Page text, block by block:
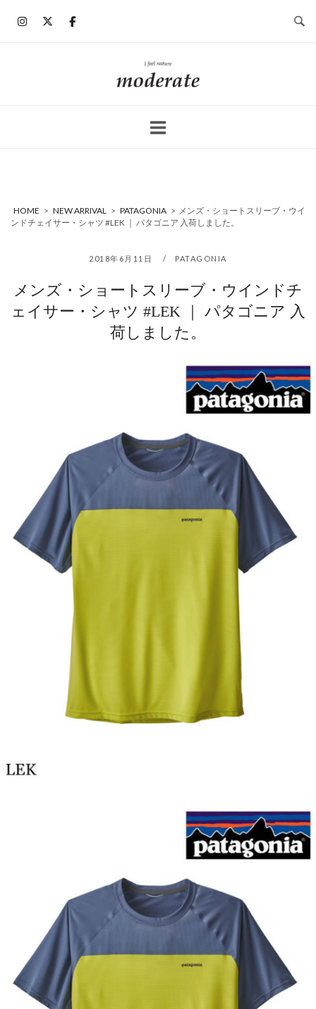
ホ
ー
HOME > NEW ARRIVAL > PATAGONIA > メンズ・ショートスリーブ・ウイ
ンドチェイサー・シャツ #LEK ｜ パタゴニア 入荷しました。
2018年6月11日 PATAGONIA
メンズ・ショートスリーブ・ウインドチ
ェイサー・シャツ #LEK ｜ パタゴニア 入
荷しました。